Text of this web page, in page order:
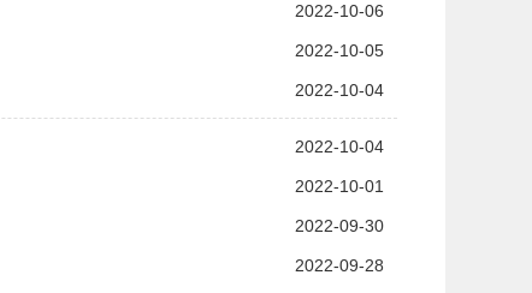
2022-10-06
2022-10-05
2022-10-04
2022-10-04
2022-10-01
2022-09-30
2022-09-28